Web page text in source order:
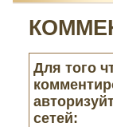
Для того
сетей: